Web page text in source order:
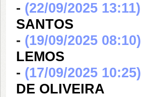
- (22/09/2025 13:11)
SANTOS
- (19/09/2025 08:10)
LEMOS
- (17/09/2025 10:25)
DE OLIVEIRA